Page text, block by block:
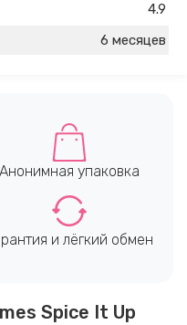
4.9
6 месяцев
Анонимная упаковка
и лёгкий обмен
Spice It Up